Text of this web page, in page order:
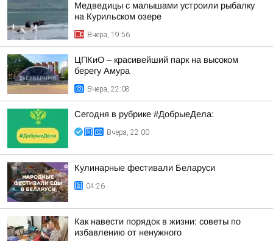
Медведицы с малышами устроили рыбалку
на Курильском озере
Вчера, 19:56
ЦПКиО – красивейший парк на высоком
берегу Амура
Вчера, 22:08
Сегодня в рубрике #ДобрыеДела:
Вчера, 22:00
Кулинарные фестивали Беларуси
04:26
Как навести порядок в жизни: советы по
избавлению от ненужного